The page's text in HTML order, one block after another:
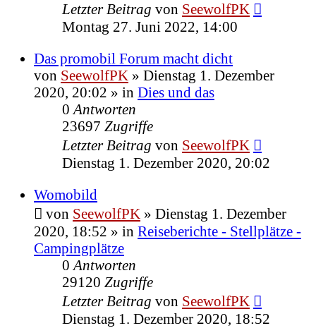
Letzter Beitrag von SeewolfPK
Montag 27. Juni 2022, 14:00
Das promobil Forum macht dicht
von SeewolfPK » Dienstag 1. Dezember
2020, 20:02 » in Dies und das
0 Antworten
23697 Zugriffe
Letzter Beitrag von SeewolfPK
Dienstag 1. Dezember 2020, 20:02
Womobild
von SeewolfPK » Dienstag 1. Dezember
2020, 18:52 » in Reiseberichte - Stellplätze -
Campingplätze
0 Antworten
29120 Zugriffe
Letzter Beitrag von SeewolfPK
Dienstag 1. Dezember 2020, 18:52